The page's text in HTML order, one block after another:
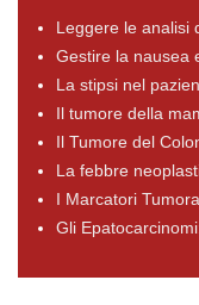
Leggere le analisi
Gestire la nausea
La stipsi nel
Il tumore della
Il Tumore del
La febbre
I Marcatori
Gli